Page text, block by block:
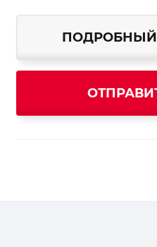
ПОДРОБНЫЙ